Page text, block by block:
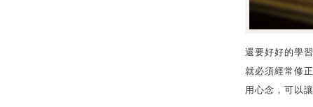
還要好好的學
就必須經常修
用心念，可以